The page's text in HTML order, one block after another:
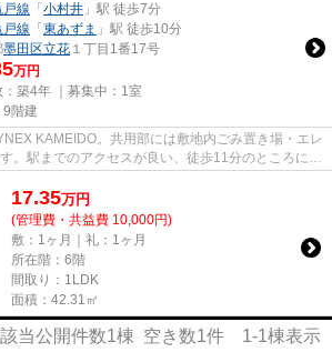
戸線 「 小村井 」駅 徒歩7分
戸線 「 東あずま 」駅 徒歩10分
墨田区立花 １丁目1番17号
万円
築4年 ｜募集中： 1室
9階建
KAMEIDO。共用部には敷地内ごみ置き場・エレ
。駅までのアクセスが良い、徒歩11分のところに位
バッ...
17.35万円
(管理費・共益費 10,000円)
敷：1ヶ月｜礼：1ヶ月
所在階：6階
間取り：1LDK
面積：42.31㎡
該当公開件数1棟 空き数1件 1-1棟表示